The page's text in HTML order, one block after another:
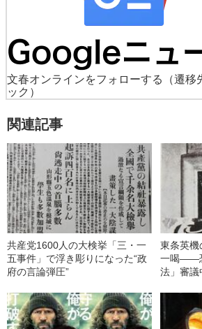
文春オンラインをフォローする
（遷
ック）
関連記事
共産党1600人の大検挙「三・一
五事件」で浮き彫りになった“政
府の言論弾圧”
東条英機
一喝――
法」審議